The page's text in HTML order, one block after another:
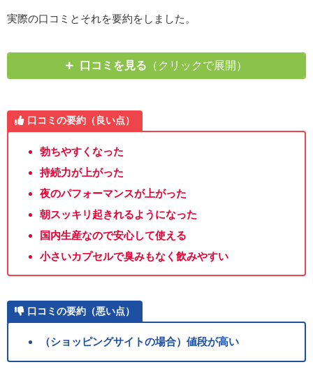
実際の口コミとそれを要約をしました。
口コミを見る （クリックで展開）
口コミの要約（良い点）
勃ちやすくなった
持続力が上がった
夜のパフォーマンスが上がった
朝スッキリ起きれるようになった
国内生産なので安心して使える
小さいカプセルで臭みもなく飲みやすい
口コミの要約（悪い点）
（ショッピングサイトの場合）値段が高い